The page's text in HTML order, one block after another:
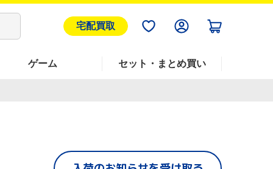
宅配買取
ゲーム セット・まとめ買い